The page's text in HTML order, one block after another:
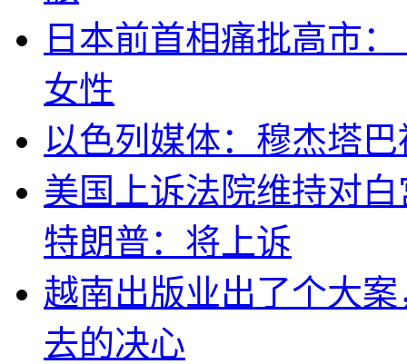
日本前首相痛批高市
女性
以色列媒体：穆杰塔
美国上诉法院维持对
特朗普：将上诉
越南出版业出了个大
去的决心